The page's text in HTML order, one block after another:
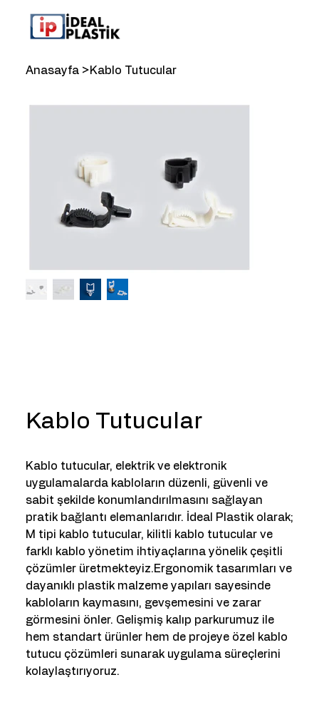
Anasayfa >Kablo Tutucular
Kablo Tutucular
Kablo tutucular, elektrik ve elektronik
uygulamalarda kabloların düzenli, güvenli ve
sabit şekilde konumlandırılmasını sağlayan
pratik bağlantı elemanlarıdır. İdeal Plastik olarak;
M tipi kablo tutucular, kilitli kablo tutucular ve
farklı kablo yönetim ihtiyaçlarına yönelik çeşitli
çözümler üretmekteyiz.Ergonomik tasarımları ve
dayanıklı plastik malzeme yapıları sayesinde
kabloların kaymasını, gevşemesini ve zarar
görmesini önler. Gelişmiş kalıp parkurumuz ile
hem standart ürünler hem de projeye özel kablo
tutucu çözümleri sunarak uygulama süreçlerini
kolaylaştırıyoruz.